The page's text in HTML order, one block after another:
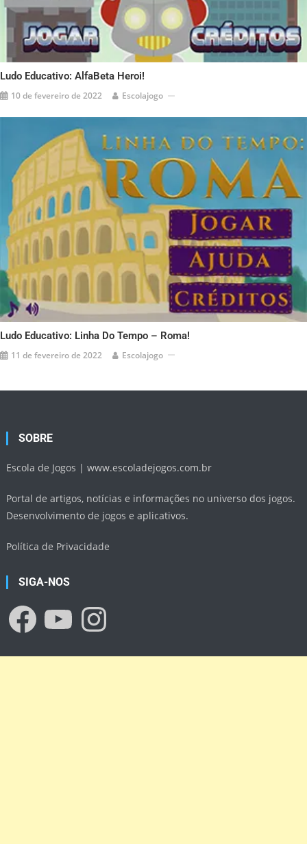
Ludo Educativo: AlfaBeta Heroi!
10 de fevereiro de 2022 Escolajogo
Ludo Educativo: Linha Do Tempo – Roma!
11 de fevereiro de 2022 Escolajogo
SOBRE
Escola de Jogos |www.escoladejogos.com.br
Portal de artigos, notícias e informações no universo dos jogos.
Desenvolvimento de jogos e aplicativos.
Política de Privacidade
SIGA-NOS